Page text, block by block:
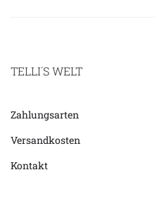
TELLI´S WELT
Zahlungsarten
Versandkosten
Kontakt